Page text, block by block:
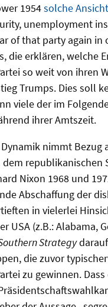
1954solche
unemployment
of that party again in
die erklären, welche
so weit von ihren
Trumps. Dies soll
viele der im
ihrer Amtszeit.
nimmt Bezug
Nixon 1968 und
Abschaffung der
in vielerlei
USA (z.B.: Alabama,
Strategy
die zuvor
zu gewinnen.